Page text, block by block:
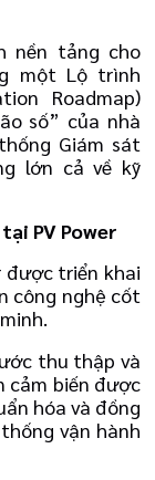
nền tảng cho
một Lộ trình
Roadmap)
số” của nhà
Giám sát
lớn cả về kỹ
PV Power
được triển khai
công nghệ cốt
thu thập và
cảm biến được
hóa và đồng
vận hành